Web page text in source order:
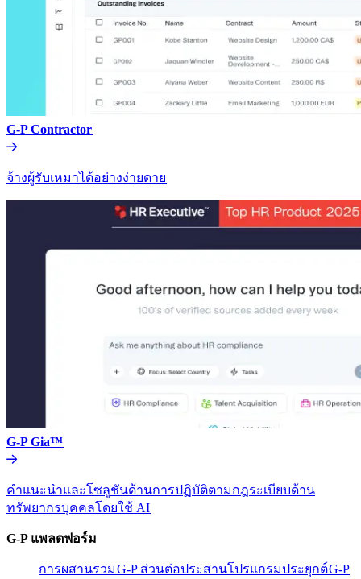
G-P Contractor​​
จ้างผู้รับเหมาได้อย่างง่ายดาย​​
G-P Gia™​​
คำแนะนำและโซลูชันด้านการปฏิบัติตามกฎระเบียบด้าน
ทรัพยากรบุคคลโดยใช้ AI​​
G-P แพลตฟอร์ม​​
การผสานรวม​​G-P ส่วนต่อประสานโปรแกรมประยุกต์​​G-P